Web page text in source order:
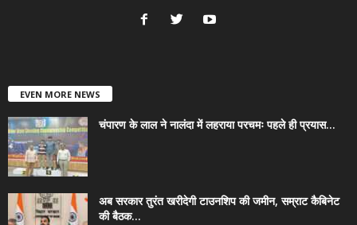
EVEN MORE NEWS
चंपारण के लाल ने नालंदा में लहराया परचमः पहले ही प्रयास...
अब सरकार तुरंत खरीदेगी टाउनशिप की जमीन, सम्राट कैबिनेट
की बैठक...